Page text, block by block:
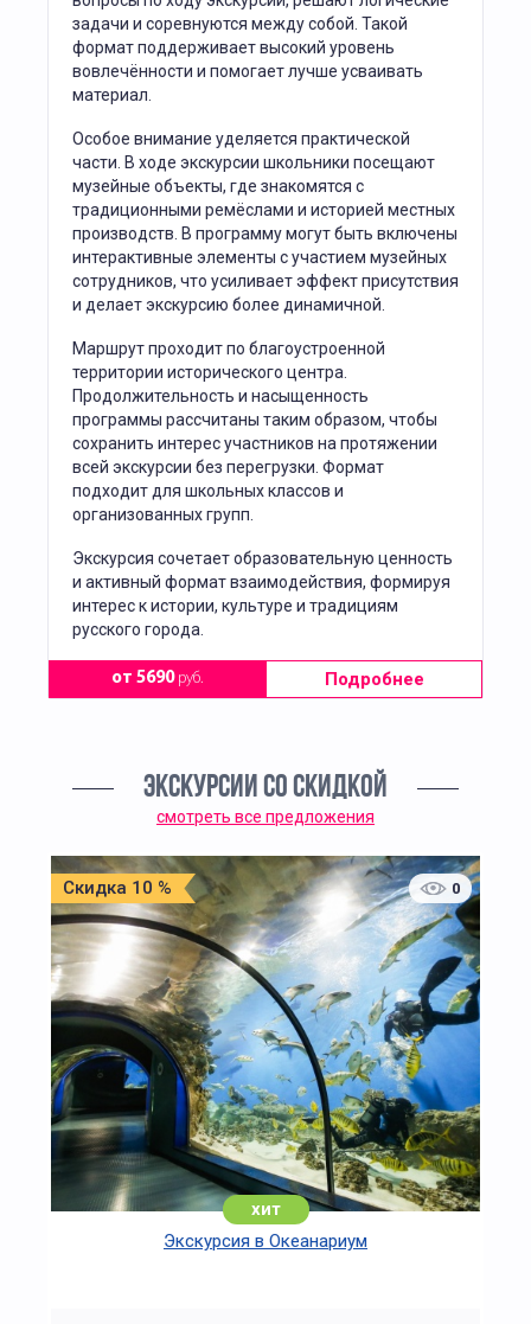
задачи и соревнуются между собой. Такой
формат поддерживает высокий уровень
вовлечённости и помогает лучше усваивать
материал.
Особое внимание уделяется практической
части. В ходе экскурсии школьники посещают
музейные объекты, где знакомятся с
традиционными ремёслами и историей местных
производств. В программу могут быть включены
интерактивные элементы с участием музейных
сотрудников, что усиливает эффект присутствия
и делает экскурсию более динамичной.
Маршрут проходит по благоустроенной
территории исторического центра.
Продолжительность и насыщенность
программы рассчитаны таким образом, чтобы
сохранить интерес участников на протяжении
всей экскурсии без перегрузки. Формат
подходит для школьных классов и
организованных групп.
Экскурсия сочетает образовательную ценность
и активный формат взаимодействия, формируя
интерес к истории, культуре и традициям
русского города.
от 5690руб. Подробнее
ЭКСКУРСИИ СО СКИДКОЙ
смотреть все предложения
Скидка 10 % 0
хит
Экскурсия в Океанариум